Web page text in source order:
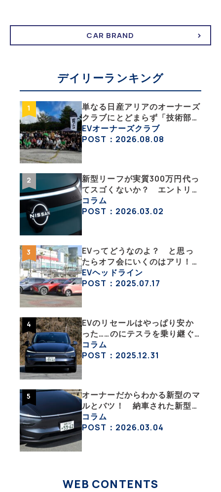
CAR BRAND
デイリーランキング
単なる日産アリアのオーナーズ
クラブにとどまらず「技術部」
「バイク部」「釣り部」など多
彩な趣味人集合体がAOCJ【
EVオーナーズクラブ
POST：2026.08.08
新型リーフが実質300万円代っ
てスゴくないか？ エントリー
グレード「B5」の中身を詳細
チェックした
コラム
POST：2026.03.02
EVってどうなのよ？ と思っ
たらオフ会にいくのはアリ！
エンジン車とはまた違うハード
ル低めなEVオフ会の中身
EVヘッドライン
POST：2025.07.17
EVのリセールはやっぱり安か
った……のにテスラを乗り継ぐ
ってどういうこと？ 【テスラ
沼にはまった大学教授のEV生
コラム
POST：2025.12.31
オーナーだからわかる新型のマ
ルとバツ！ 納車された新型を
旧型モデルＹと細部まで比べて
みた【テスラ沼にはまった大学
コラム
POST：2026.03.04
WEB CONTENTS